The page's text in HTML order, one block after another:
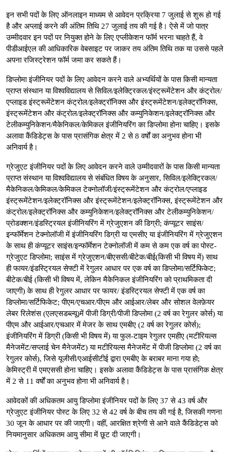
इन सभी पदों के लिए ऑनलाइन माध्यम से आवेदन प्रक्रिया 7 जुलाई से शुरू हो गई
है और अप्लाई करने की अंतिम तिथि 27 जुलाई तय की गई है। ऐसे में जो पात्र
उम्मीदवार इन पदों पर नियुक्त होने के लिए एप्लीकेशन फॉर्म भरना चाहते हैं, वे
पीडीआईएल की आधिकारिक वेबसाइट पर जाकर तय अंतिम तिथि तक या उससे पहले
अपना रजिस्ट्रेशन फॉर्म जमा कर सकते हैं।
डिप्लोमा इंजीनियर पदों के लिए आवेदन करने वाले अभ्यर्थियों के पास किसी मान्यता
प्राप्त संस्थान या विश्वविद्यालय से सिविल/इलेक्ट्रिकल/इंस्ट्रूमेंटेशन और कंट्रोल/
एप्लाइड इंस्ट्रूमेंटेशन कंट्रोल/इलेक्ट्रॉनिक्स और इंस्ट्रूमेंटेशन/इलेक्ट्रॉनिक्स,
इंस्ट्रूमेंटेशन और कंट्रोल/इलेक्ट्रॉनिक्स और कम्युनिकेशन/इलेक्ट्रॉनिक्स और
टेलीकम्युनिकेशन/मैकेनिकल/केमिकल इंजीनियरिंग का डिप्लोमा होना चाहिए। इसके
अलावा कैंडिडेट्स के पास प्रासंगिक क्षेत्र में 2 से 8 वर्षों का अनुभव होना भी
अनिवार्य है।
ग्रेजुएट इंजीनियर पदों के लिए आवेदन करने वाले उम्मीदवारों के पास किसी मान्यता
प्राप्त संस्थान या विश्वविद्यालय से संबंधित विषय के अनुसार, सिविल/इलेक्ट्रिकल/
मैकेनिकल/केमिकल/केमिकल टेक्नोलॉजी/इंस्ट्रूमेंटेशन और कंट्रोल/एप्लाइड
इंस्ट्रूमेंटेशन/इलेक्ट्रॉनिक्स और इंस्ट्रूमेंटेशन/इलेक्ट्रॉनिक्स, इंस्ट्रूमेंटेशन और
कंट्रोल/इलेक्ट्रॉनिक्स और कम्युनिकेशन/इलेक्ट्रॉनिक्स और टेलीकम्युनिकेशन/
प्रोडक्शन/इंडस्ट्रियल इंजीनियरिंग में ग्रेजुएशन की डिग्री; कंप्यूटर साइंस/
इन्फॉर्मेशन टेक्नोलॉजी में इंजीनियरिंग डिग्री या एमसीए या इंजीनियरिंग में ग्रेजुएशन
के साथ ही कंप्यूटर साइंस/इन्फॉर्मेशन टेक्नोलॉजी में कम से कम एक वर्ष का पोस्ट-
ग्रेजुएट डिप्लोमा; साइंस में ग्रेजुएशन/बीएससी/बीटेक/बीई(किसी भी विषय में) साथ
ही फायर/इंडस्ट्रियल सेफ्टी में रेगुलर आधार पर एक वर्ष का डिप्लोमा/सर्टिफिकेट;
बीटेक/बीई (किसी भी विषय में, लेकिन मैकेनिकल इंजीनियरिंग को प्राथमिकता दी
जाएगी) के साथ ही रेगुलर आधार पर फायर/ इंडस्ट्रियल सेफ्टी में एक वर्ष का
डिप्लोमा/सर्टिफिकेट; पीएम/एचआर/पीएम और आईआर/लेबर और सोशल वेलफ़ेयर
लेबर रिलेशंस (एलएसडब्ल्यू)में पीजी डिग्री/पीजी डिप्लोमा (2 वर्ष का रेगुलर कोर्स) या
पीएम और आईआर/एचआर में मेजर के साथ एमबीए (2 वर्ष का रेगुलर कोर्स);
इंजीनियरिंग में डिग्री (किसी भी विषय में) या फुल-टाइम रेगुलर एमहीए (मटीरियल्स
मैनेजमेंट/सप्लाई चेन मैनेजमेंट) या मटीरियल्स मैनेजमेंट में पीजी डिप्लोमा (2 वर्ष का
रेगुलर कोर्स), जिसे यूजीसी/एआईसीटीई द्वारा एमबीए के बराबर माना गया हो;
केमिस्ट्री में एमएससी होना चाहिए। इसके अलावा कैंडिडेट्स के पास प्रासंगिक क्षेत्र
में 2 से 11 वर्षों का अनुभव होना भी अनिवार्य है।
आवेदकों की अधिकतम आयु डिप्लोमा इंजीनियर पदों के लिए 37 से 43 वर्ष और
ग्रेजुएट इंजीनियर पोस्ट के लिए 32 से 42 वर्ष के बीच तय की गई है, जिसकी गणना
30 जून के आधार पर की जाएगी। वहीं, आरक्षित श्रेणी से आने वाले कैंडिडेट्स को
नियमानुसार अधिकतम आयु सीमा में छूट दी जाएगी।